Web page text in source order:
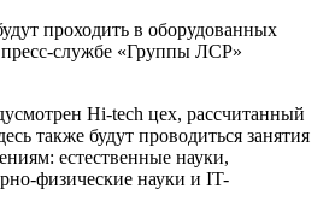
проходить в оборудованных
службе «Группы ЛСР»
Hi-tech цех, рассчитанный
также будут проводиться занятия
естественные науки,
физические науки и IT-